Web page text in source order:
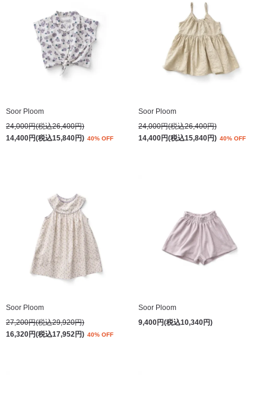
Soor Ploom
24,000円(税込26,400円)
14,400円(税込15,840円) 40% OFF
Soor Ploom
24,000円(税込26,400円)
14,400円(税込15,840円) 40% OFF
Soor Ploom
27,200円(税込29,920円)
16,320円(税込17,952円) 40% OFF
Soor Ploom
9,400円(税込10,340円)